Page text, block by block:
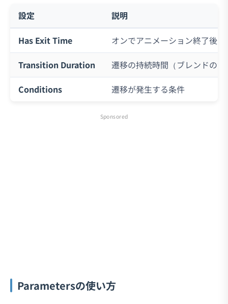
設定 説明
Has Exit Time
オンでアニメーション終了後
Transition Duration
遷移の持続時間（ブレンドの
Conditions
遷移が発生する条件
Sponsored
Parametersの使い方